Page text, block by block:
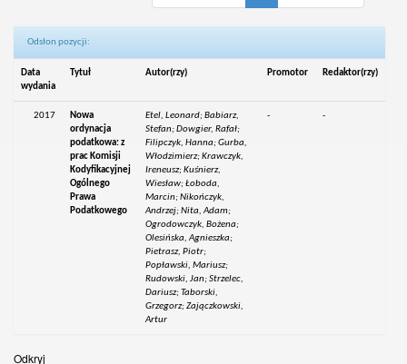
Odsłon pozycji:
Data
wydania
Tytuł Autor(rzy) Promotor Redaktor(rzy)
2017
Nowa
ordynacja
podatkowa: z
prac Komisji
Kodyfikacyjnej
Ogólnego
Prawa
Podatkowego
Etel, Leonard; Babiarz,
Stefan; Dowgier, Rafał;
Filipczyk, Hanna; Gurba,
Włodzimierz; Krawczyk,
Ireneusz; Kuśnierz,
Wiesław; Łoboda,
Marcin; Nikończyk,
Andrzej; Nita, Adam;
Ogrodowczyk, Bożena;
Olesińska, Agnieszka;
Pietrasz, Piotr;
Popławski, Mariusz;
Rudowski, Jan; Strzelec,
Dariusz; Taborski,
Grzegorz; Zajączkowski,
Artur
- -
Odkryj